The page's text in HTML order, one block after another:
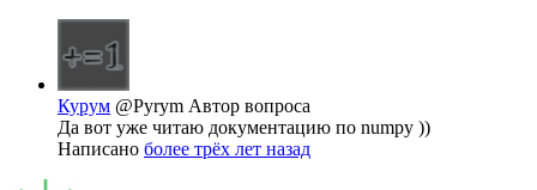
Курум @Pyrym Автор вопроса
Да вот уже читаю документацию по numpy ))
Написано более трёх лет назад